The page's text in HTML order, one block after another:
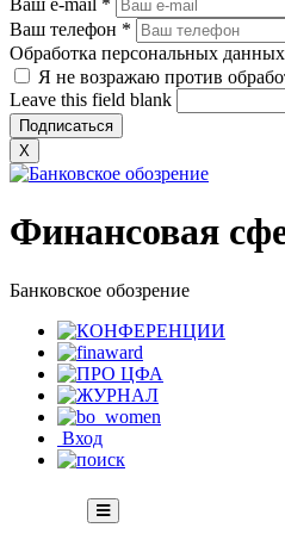
Ваш e-mail *
Ваш телефон *
Обработка персональных данных
Я не возражаю против
Leave this field blank
X
Финансовая
Банковское обозрение
Вход